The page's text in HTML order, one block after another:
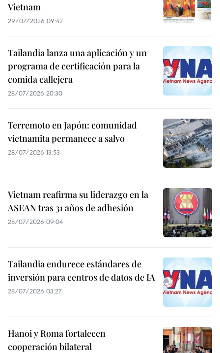
Vietnam
29/07/2026 09:42
Tailandia lanza una aplicación y un
programa de certificación para la
comida callejera
28/07/2026 20:30
Terremoto en Japón: comunidad
vietnamita permanece a salvo
28/07/2026 13:53
Vietnam reafirma su liderazgo en la
ASEAN tras 31 años de adhesión
28/07/2026 09:04
Tailandia endurece estándares de
inversión para centros de datos de IA
28/07/2026 03:27
Hanoi y Roma fortalecen
cooperación bilateral